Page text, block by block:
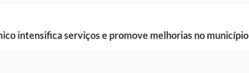
intensifica serviços e promove melhorias no município